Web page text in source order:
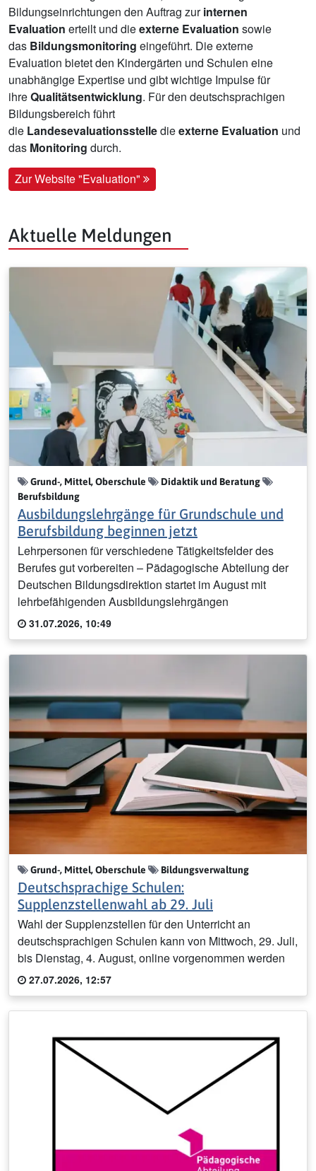
Bildungseinrichtungen den Auftrag zurinternen
Evaluation erteilt und dieexterne Evaluation sowie
das Bildungsmonitoring eingeführt. Die externe
Evaluation bietet den Kindergärten und Schulen eine
unabhängige Expertise und gibt wichtige Impulse für
ihreQualitätsentwicklung. Für den deutschsprachigen
Bildungsbereich führt
die Landesevaluationsstelledieexterne Evaluation und
das Monitoring durch.
Zur Website "Evaluation"
Aktuelle Meldungen
Grund-, Mittel, Oberschule
Didaktik und Beratung
Berufsbildung
Ausbildungslehrgänge für Grundschule und
Berufsbildung beginnen jetzt
Lehrpersonen für verschiedene Tätigkeitsfelder des
Berufes gut vorbereiten – Pädagogische Abteilung der
Deutschen Bildungsdirektion startet im August mit
lehrbefähigenden Ausbildungslehrgängen
31.07.2026, 10:49
Grund-, Mittel, Oberschule Bildungsverwaltung
Deutschsprachige Schulen:
Supplenzstellenwahl ab 29. Juli
Wahl der Supplenzstellen für den Unterricht an
deutschsprachigen Schulen kann von Mittwoch, 29. Juli,
bis Dienstag, 4. August, online vorgenommen werden
27.07.2026, 12:57